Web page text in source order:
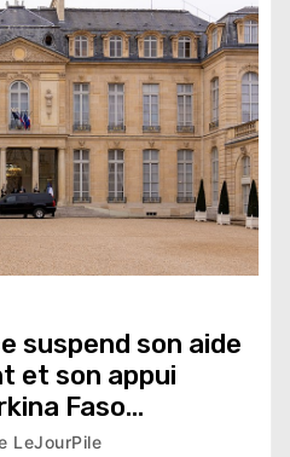
suspend son aide
et son appui
Faso
LeJourPile